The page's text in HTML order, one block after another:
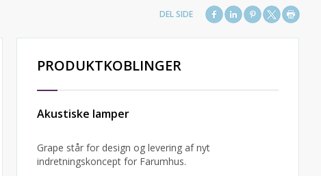
PRODUKTKOBLINGER
Akustiske lamper
Grape står for design og levering af nyt
indretningskoncept for Farumhus.